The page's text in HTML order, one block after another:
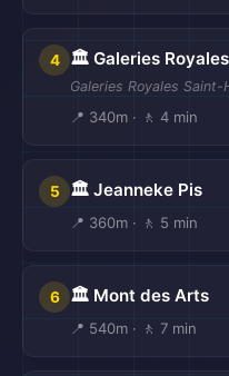
4 🏛️ Galeries Royales
Galeries Royales Saint-
📍 340m · 🚶 4 min
5 🏛️ Jeanneke Pis
📍 360m · 🚶 5 min
6 🏛️ Mont des Arts
📍 540m · 🚶 7 min